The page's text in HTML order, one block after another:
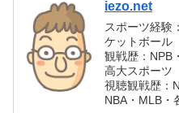
iezo.net
スポーツ経験
ケットボール
観戦歴：NPB
高大スポーツ
視聴観戦歴：
NBA・MLB・